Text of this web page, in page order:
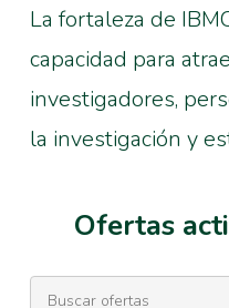
La fortaleza de
capacidad para
investigadores,
la investigación y
Ofertas